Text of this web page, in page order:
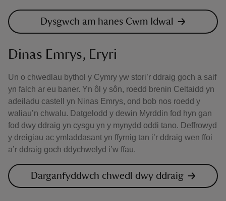
Dysgwch am hanes Cwm Idwal
Dinas Emrys, Eryri
Un o chwedlau bythol y Cymry yw stori’r ddraig goch a saif
yn falch ar eu baner. Yn ôl y sôn, roedd brenin Celtaidd yn
adeiladu castell yn Ninas Emrys, ond bob nos roedd y
waliau’n chwalu. Datgelodd y dewin Myrddin fod hyn gan
fod dwy ddraig yn cysgu yn y mynydd oddi tano. Deffrowyd
y dreigiau ac ymladdasant yn ffyrnig tan i’r ddraig wen ffoi
a’r ddraig goch ddychwelyd i’w ffau.
Darganfyddwch chwedl dwy ddraig